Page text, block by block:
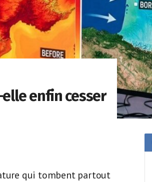
enfin cesser
qui tombent partout